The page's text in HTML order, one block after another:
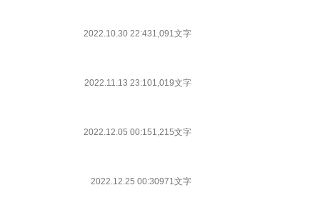
2022.10.30 22:431,091文字
2022.11.13 23:101,019文字
2022.12.05 00:151,215文字
2022.12.25 00:30971文字